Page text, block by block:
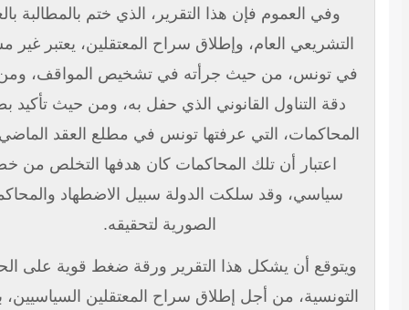
وفي العموم فإن هذا التقرير، الذي ختم بالمطالبة بالعفو
العام، وإطلاق سراح المعتقلين، يعتبر غير مسبوق
تونس، من حيث جرأته في تشخيص المواقف، ومن حيث
دقة التناول القانوني الذي حفل به، ومن حيث تأكيد بطلان
التي عرفتها تونس في مطلع العقد الماضي، على
اعتبار أن تلك المحاكمات كان هدفها التخلص من خصم
سياسي، وقد سلكت الدولة سبيل الاضطهاد والمحاكمات
الصورية لتحقيقه.
أن يشكل هذا التقرير ورقة ضغط قوية على الحكومة
من أجل إطلاق سراح المعتقلين السياسيين، بعد أن